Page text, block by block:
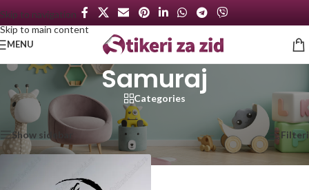
Skip to navigation
Skip to main content
MENU
Samuraj
Categories
Početna
Proizvod označen „Samuraj“ Prikazan jedan rezultat
Show sidebar Filteri